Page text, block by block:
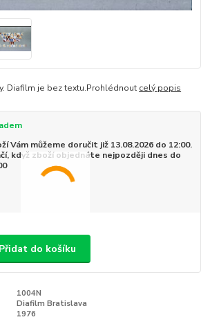
Diafilm je bez textu.Prohlédnout celý popis
Vám můžeme doručit již 13.08.2026 do 12:00.
když zboží objednáte nejpozději dnes do
Přidat do košíku
1004N
Diafilm Bratislava
1976